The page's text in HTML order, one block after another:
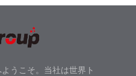
うこそ。当社は世界ト